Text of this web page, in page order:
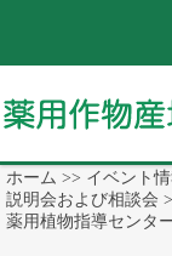
ホーム >> イベント
説明会および相談会
薬用植物指導センタ